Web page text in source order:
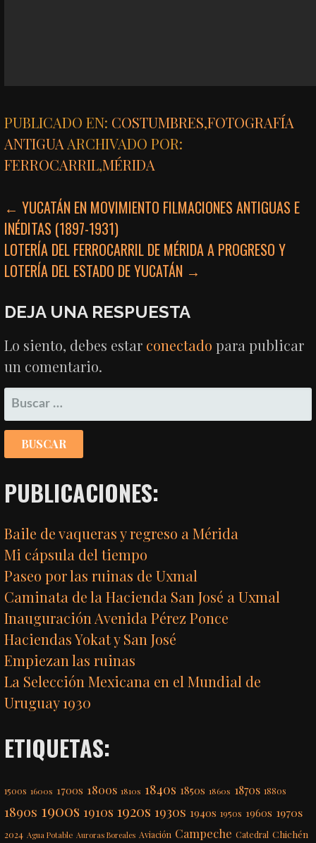
PUBLICADO EN: COSTUMBRES,FOTOGRAFÍA
ANTIGUA ARCHIVADO POR:
FERROCARRIL,MÉRIDA
NAVEGACIÓN
DE
ENTRADAS
← YUCATÁN EN MOVIMIENTO FILMACIONES ANTIGUAS E
INÉDITAS (1897-1931)
LOTERÍA DEL FERROCARRIL DE MÉRIDA A PROGRESO Y
LOTERÍA DEL ESTADO DE YUCATÁN →
DEJA UNA RESPUESTA
Lo siento, debes estar conectado para publicar
un comentario.
BUSCAR:
PUBLICACIONES:
Baile de vaqueras y regreso a Mérida
Mi cápsula del tiempo
Paseo por las ruinas de Uxmal
Caminata de la Hacienda San José a Uxmal
Inauguración Avenida Pérez Ponce
Haciendas Yokat y San José
Empiezan las ruinas
La Selección Mexicana en el Mundial de
Uruguay 1930
ETIQUETAS:
1500s 1600s 1700s 1800s 1810s 1840s 1850s 1860s 1870s 1880s
1890s 1900s 1910s 1920s 1930s 1940s 1950s 1960s 1970s
2024 Agua Potable Auroras Boreales Aviación Campeche Catedral Chichén